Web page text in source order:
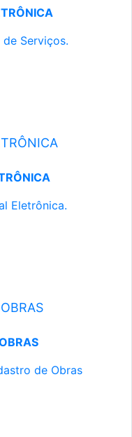
Serviços.
Eletrônica.
de Obras